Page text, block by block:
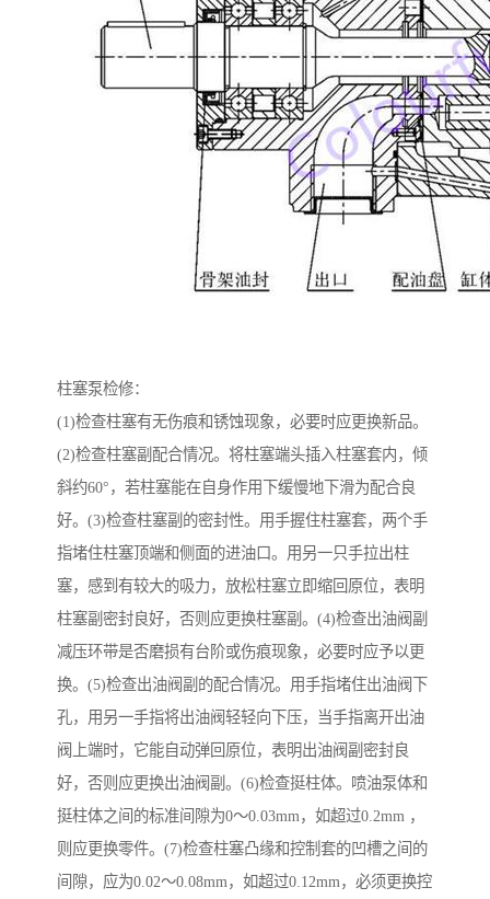
柱塞泵检修：
(1)检查柱塞有无伤痕和锈蚀现象，必要时应更换新品。
(2)检查柱塞副配合情况。将柱塞端头插入柱塞套内，倾
斜约60°，若柱塞能在自身作用下缓慢地下滑为配合良
好。(3)检查柱塞副的密封性。用手握住柱塞套，两个手
指堵住柱塞顶端和侧面的进油口。用另一只手拉出柱
塞，感到有较大的吸力，放松柱塞立即缩回原位，表明
柱塞副密封良好，否则应更换柱塞副。(4)检查出油阀副
减压环带是否磨损有台阶或伤痕现象，必要时应予以更
换。(5)检查出油阀副的配合情况。用手指堵住出油阀下
孔，用另一手指将出油阀轻轻向下压，当手指离开出油
阀上端时，它能自动弹回原位，表明出油阀副密封良
好，否则应更换出油阀副。(6)检查挺柱体。喷油泵体和
挺柱体之间的标准间隙为0～0.03mm，如超过0.2mm ，
则应更换零件。(7)检查柱塞凸缘和控制套的凹槽之间的
间隙，应为0.02～0.08mm，如超过0.12mm，必须更换控